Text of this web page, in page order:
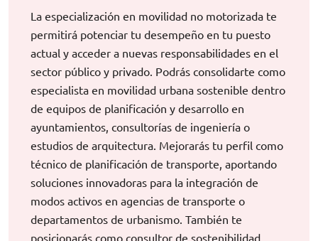
La especialización en movilidad no motorizada te
permitirá potenciar tu desempeño en tu puesto
actual y acceder a nuevas responsabilidades en el
sector público y privado. Podrás consolidarte como
especialista en movilidad urbana sostenible dentro
de equipos de planificación y desarrollo en
ayuntamientos, consultorías de ingeniería o
estudios de arquitectura. Mejorarás tu perfil como
técnico de planificación de transporte, aportando
soluciones innovadoras para la integración de
modos activos en agencias de transporte o
departamentos de urbanismo. También te
posicionarás como consultor de sostenibilidad,